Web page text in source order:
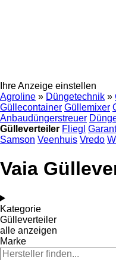
Ihre Anzeige einstellen
Agroline » Düngetechnik »
Güllecontainer Güllemixer
Anbaudüngerstreuer
Gülleverteiler Fliegl
Samson Veenhuis Vredo
Vaia
Kategorie
Gülleverteiler
alle anzeigen
Marke